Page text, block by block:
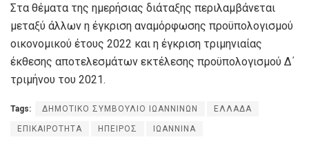
Στα θέματα της ημερήσιας διάταξης περιλαμβάνεται
μεταξύ άλλων η έγκριση αναμόρφωσης προϋπολογισμού
οικονομικού έτους 2022 και η έγκριση τριμηνιαίας
έκθεσης αποτελεσμάτων εκτέλεσης προϋπολογισμού Δ΄
τριμήνου του 2021.
Tags: ΔΗΜΟΤΙΚΟ ΣΥΜΒΟΥΛΙΟ ΙΩΑΝΝΙΝΩΝ ΕΛΛΑΔΑ
ΕΠΙΚΑΙΡΟΤΗΤΑ ΗΠΕΙΡΟΣ ΙΩΑΝΝΙΝΑ